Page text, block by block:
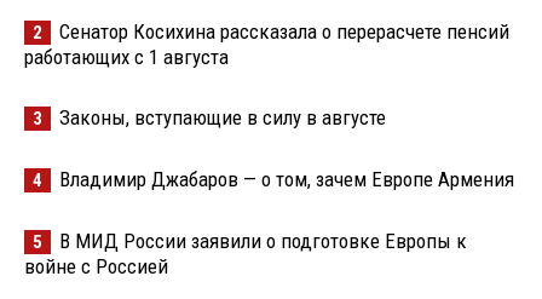
2
Сенатор Косихина рассказала о перерасчете пенсий
работающих с 1 августа
3 Законы, вступающие в силу в августе
4 Владимир Джабаров — о том, зачем Европе Армения
5
В МИД России заявили о подготовке Европы к
войне с Россией